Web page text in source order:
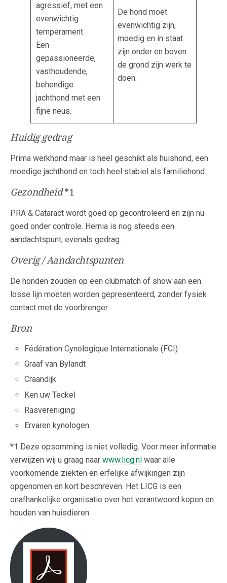
agressief, met een
evenwichtig
temperament.
Een
gepassioneerde,
vasthoudende,
behendige
jachthond met een
fijne neus.
De hond moet
evenwichtig zijn,
moedig en in staat
zijn onder en boven
de grond zijn werk te
doen.
Huidig gedrag
Prima werkhond maar is heel geschikt als huishond, een
moedige jachthond en toch heel stabiel als familiehond.
Gezondheid*1
PRA & Cataract wordt goed op gecontroleerd en zijn nu
goed onder controle. Hernia is nog steeds een
aandachtspunt, evenals gedrag.
Overig / Aandachtspunten
De honden zouden op een clubmatch of show aan een
losse lijn moeten worden gepresenteerd, zonder fysiek
contact met de voorbrenger.
Bron
Fédération Cynologique Internationale (FCI)
Graaf van Bylandt
Craandijk
Ken uw Teckel
Rasvereniging
Ervaren kynologen
*1 Deze opsomming is niet volledig. Voor meer informatie
verwijzen wij u graag naar www.licg.nl waar alle
voorkomende ziekten en erfelijke afwijkingen zijn
opgenomen en kort beschreven. Het LICG is een
onafhankelijke organisatie over het verantwoord kopen en
houden van huisdieren.